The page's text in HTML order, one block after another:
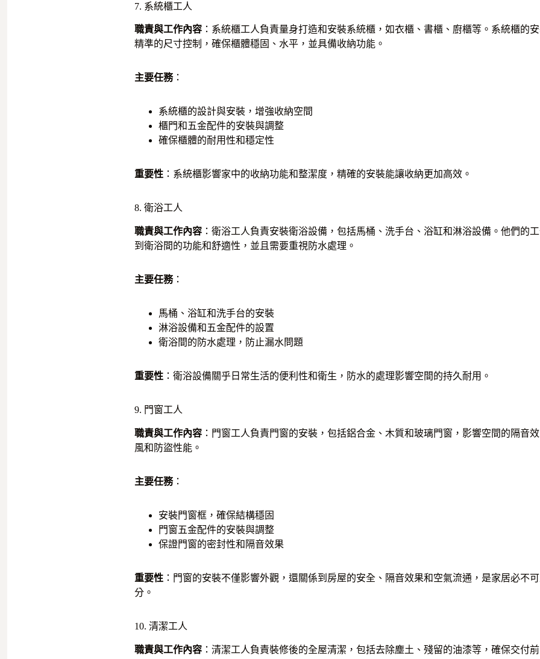
7. 系統櫃工人
職責與工作內容 ：系統櫃工人負責量身打造和安裝系統櫃，如衣櫃、書櫃、廚櫃等。系統櫃的
精準的尺寸控制，確保櫃體穩固、水平，並具備收納功能。
主要任務：
系統櫃的設計與安裝，增強收納空間
櫃門和五金配件的安裝與調整
確保櫃體的耐用性和穩定性
重要性 ：系統櫃影響家中的收納功能和整潔度，精確的安裝能讓收納更加高效。
8. 衛浴工人
職責與工作內容 ：衛浴工人負責安裝衛浴設備，包括馬桶、洗手台、浴缸和淋浴設備。他們的
到衛浴間的功能和舒適性，並且需要重視防水處理。
主要任務：
馬桶、浴缸和洗手台的安裝
淋浴設備和五金配件的設置
衛浴間的防水處理，防止漏水問題
重要性 ：衛浴設備關乎日常生活的便利性和衛生，防水的處理影響空間的持久耐用。
9. 門窗工人
職責與工作內容 ：門窗工人負責門窗的安裝，包括鋁合金、木質和玻璃門窗，影響空間的隔音
風和防盜性能。
主要任務：
安裝門窗框，確保結構穩固
門窗五金配件的安裝與調整
保證門窗的密封性和隔音效果
重要性 ：門窗的安裝不僅影響外觀，還關係到房屋的安全、隔音效果和空氣流通，是家居必不
分。
10. 清潔工人
職責與工作內容 ：清潔工人負責裝修後的全屋清潔，包括去除塵土、殘留的油漆等，確保交付